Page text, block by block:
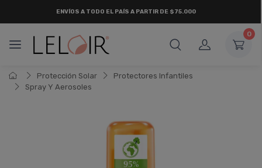
ENVÍOS A TODO EL PAÍS A PARTIR DE $75.000
0
Protección Solar
Protectores Infantiles
Spray Y Aerosoles